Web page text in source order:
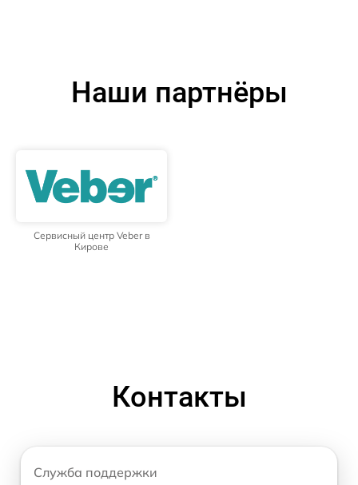
Наши партнёры
Сервисный центр Veber в
Кирове
Контакты
Служба поддержки